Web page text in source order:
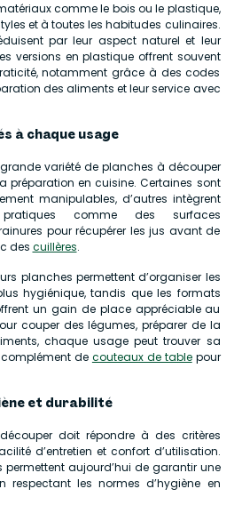
comme le bois ou le plastique,
et à toutes les habitudes culinaires.
par leur aspect naturel et leur
versions en plastique offrent souvent
notamment grâce à des codes
des aliments et leur service avec
à chaque usage
variété de planches à découper
préparation en cuisine. Certaines sont
manipulables, d’autres intègrent
comme des surfaces
pour récupérer les jus avant de
des cuillères.
planches permettent d’organiser les
hygiénique, tandis que les formats
un gain de place appréciable au
couper des légumes, préparer de la
chaque usage peut trouver sa
de couteaux de tablepour
et durabilité
doit répondre à des critères
d’entretien et confort d’utilisation.
permettent aujourd’hui de garantir une
respectant les normes d’hygiène en